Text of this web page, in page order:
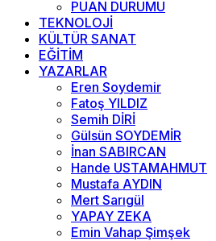
PUAN DURUMU
TEKNOLOJİ
KÜLTÜR SANAT
EĞİTİM
YAZARLAR
Eren Soydemir
Fatoş YILDIZ
Semih DİRİ
Gülsün SOYDEMİR
İnan SABIRCAN
Hande USTAMAHMUT
Mustafa AYDIN
Mert Sarıgül
YAPAY ZEKA
Emin Vahap Şimşek